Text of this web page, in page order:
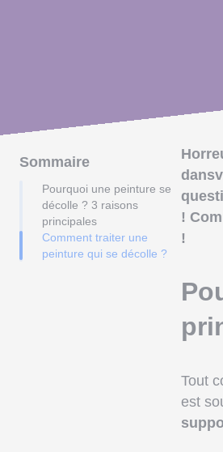
Sommaire
Pourquoi une peinture se
décolle ? 3 raisons
principales
Comment traiter une
peinture qui se décolle ?
!
!
Tout
est